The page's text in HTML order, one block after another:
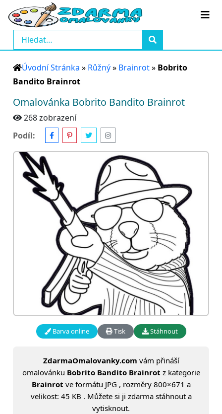
Úvodní Stránka » Růžný» Brainrot» Bobrito
Bandito Brainrot
Omalovánka Bobrito Bandito Brainrot
268 zobrazení
Podíl:
Barva online Tisk Stáhnout
ZdarmaOmalovanky.com vám přináší
omalovánku Bobrito Bandito Brainrot z kategorie
Brainrot ve formátu JPG , rozměry 800×671 a
velikost: 45 KB . Můžete si ji zdarma stáhnout a
vytisknout.